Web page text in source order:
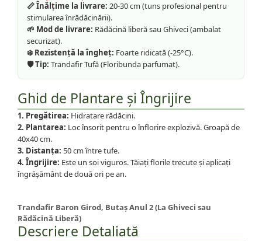
📏 Înălțime la livrare: 20-30 cm (tuns profesional pentru
stimularea înrădăcinării).
🌱 Mod de livrare: Rădăcină liberă sau Ghiveci (ambalat
securizat).
❄️ Rezistență la îngheț: Foarte ridicată (-25°C).
🛡️ Tip: Trandafir Tufă (Floribunda parfumat).
Ghid de Plantare și Îngrijire
1. Pregătirea: Hidratare rădăcini.
2. Plantarea: Loc însorit pentru o înflorire explozivă. Groapă de
40x40 cm.
3. Distanța: 50 cm între tufe.
4. Îngrijire: Este un soi viguros. Tăiați florile trecute și aplicați
îngrășământ de două ori pe an.
Trandafir Baron Girod, Butaș Anul 2 (La Ghiveci sau
Rădăcină Liberă)
Descriere Detaliată